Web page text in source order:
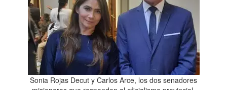
Sonia Rojas Decut y Carlos Arce, los dos senadores